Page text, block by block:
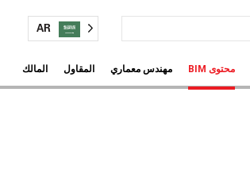
AR
محتوى BIM مهندس معماري المقاول المالك